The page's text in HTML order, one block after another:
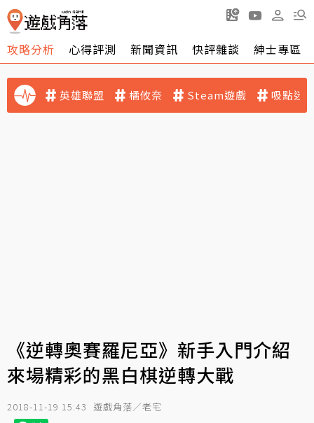
攻略分析 心得評測 新聞資訊 快評雜談 紳士專區
英雄聯盟 橘攸奈 Steam遊戲 吸點迷
《逆轉奧賽羅尼亞》新手入門介紹
來場精彩的黑白棋逆轉大戰
2018-11-19 15:43 遊戲角落／老宅